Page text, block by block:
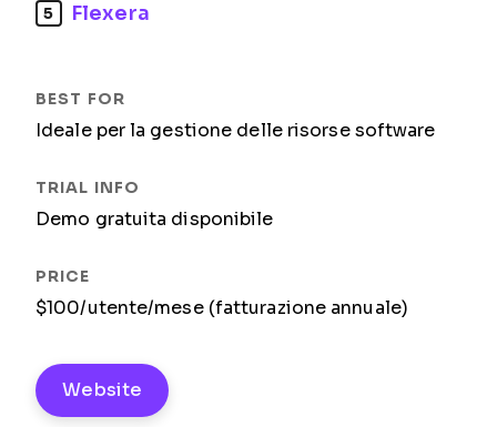
5 Flexera
Ideale per la gestione delle risorse software
Demo gratuita disponibile
$100/utente/mese (fatturazione annuale)
Website